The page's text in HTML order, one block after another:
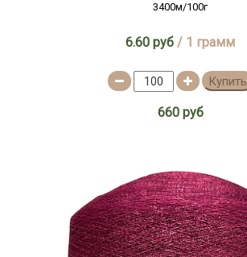
3400м/100г
6.60 руб / 1 грамм
Купить
660 руб